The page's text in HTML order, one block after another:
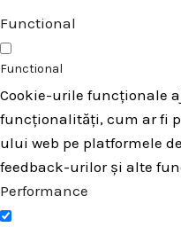
Functional
Functional
Cookie-urile funcționale
funcționalități, cum ar fi
ului web pe platformele
feedback-urilor și alte
Performance